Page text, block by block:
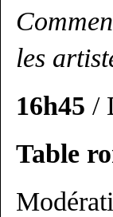
les
16h45 /
Table